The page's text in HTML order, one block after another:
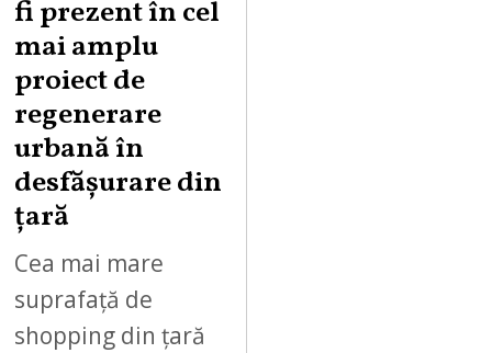
fi prezent în cel
mai amplu
proiect de
regenerare
urbană în
desfășurare din
țară
Cea mai mare
suprafață de
shopping din țară